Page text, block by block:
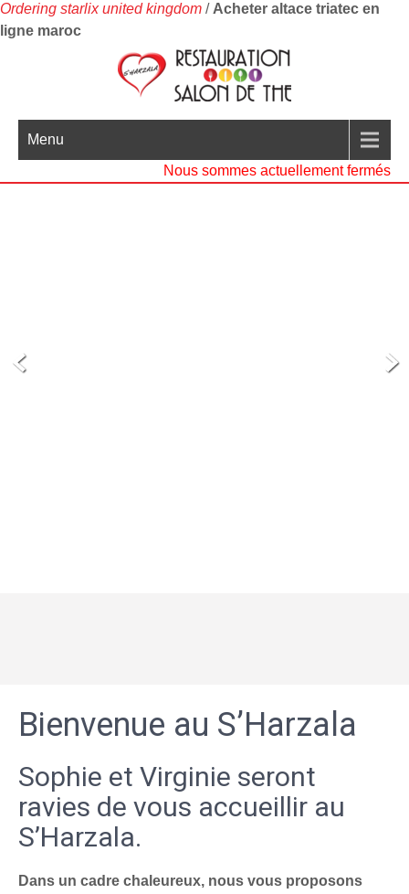
Ordering starlix united kingdom / Acheter altace triatec en
ligne maroc
Menu
Nous sommes actuellement fermés
Bienvenue au S’Harzala
Sophie et Virginie seront
ravies de vous accueillir au
S’Harzala.
Dans un cadre chaleureux, nous vous proposons